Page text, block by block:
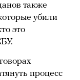
также
убили
это
процесс